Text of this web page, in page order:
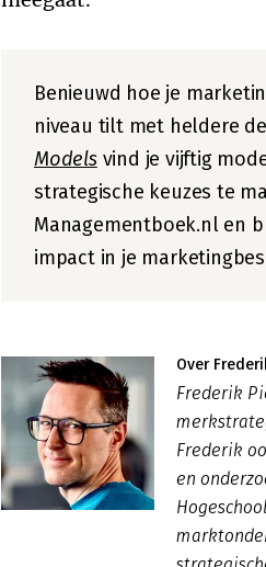
Benieuwd hoe je
niveau tilt met heldere
Modelsvind je vijftig
strategische keuzes te
Managementboek.nl en
impact in je
Over
Frederik
Frederik
en